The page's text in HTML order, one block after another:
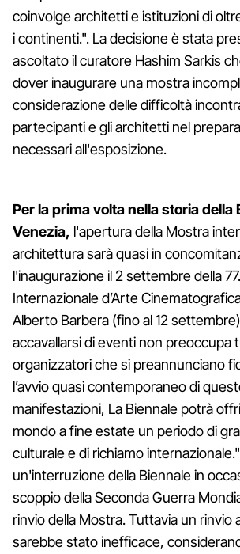
coinvolge architetti e istituzioni di
i continenti.". La decisione è stata
ascoltato il curatore Hashim Sarkis
dover inaugurare una mostra
considerazione delle difficoltà
partecipanti e gli architetti nel
necessari all'esposizione.
Per la prima volta nella storia della
Venezia, l'apertura della Mostra
architettura sarà quasi in
l'inaugurazione il 2 settembre della
Internazionale d’Arte
Alberto Barbera (fino al 12
accavallarsi di eventi non preoccupa
organizzatori che si preannunciano
l’avvio quasi contemporaneo di
manifestazioni, La Biennale potrà
mondo a fine estate un periodo di
culturale e di richiamo
un'interruzione della Biennale in
scoppio della Seconda Guerra
rinvio della Mostra. Tuttavia un rinvio
sarebbe stato inefficace,